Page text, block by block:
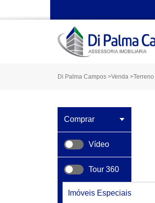
Di Palma Campos >Venda >Terreno
Vídeo
Tour 360